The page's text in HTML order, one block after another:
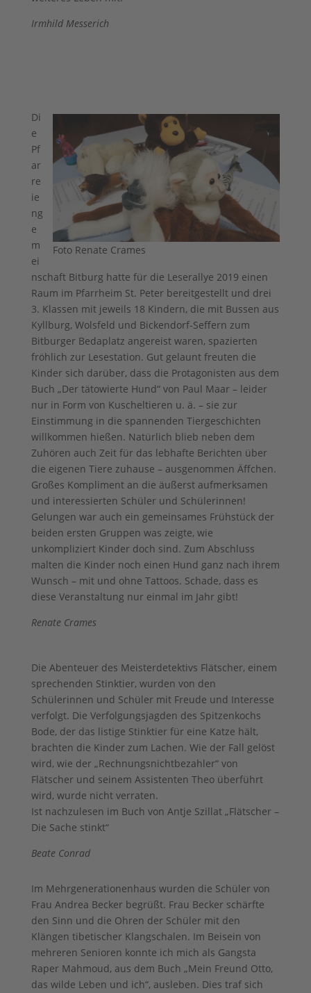
Irmhild Messerich
Foto Renate Crames
Di
e
Pf
ar
re
ie
ng
e
m
ei
nschaft Bitburg hatte für die Leserallye 2019 einen
Raum im Pfarrheim St. Peter bereitgestellt und drei
3. Klassen mit jeweils 18 Kindern, die mit Bussen aus
Kyllburg, Wolsfeld und Bickendorf-Seffern zum
Bitburger Bedaplatz angereist waren, spazierten
fröhlich zur Lesestation. Gut gelaunt freuten die
Kinder sich darüber, dass die Protagonisten aus dem
Buch „Der tätowierte Hund“ von Paul Maar – leider
nur in Form von Kuscheltieren u. ä. – sie zur
Einstimmung in die spannenden Tiergeschichten
willkommen hießen. Natürlich blieb neben dem
Zuhören auch Zeit für das lebhafte Berichten über
die eigenen Tiere zuhause – ausgenommen Äffchen.
Großes Kompliment an die äußerst aufmerksamen
und interessierten Schüler und Schülerinnen!
Gelungen war auch ein gemeinsames Frühstück der
beiden ersten Gruppen was zeigte, wie
unkompliziert Kinder doch sind. Zum Abschluss
malten die Kinder noch einen Hund ganz nach ihrem
Wunsch – mit und ohne Tattoos. Schade, dass es
diese Veranstaltung nur einmal im Jahr gibt!
Renate Crames
Die Abenteuer des Meisterdetektivs Flätscher, einem
sprechenden Stinktier, wurden von den
Schülerinnen und Schüler mit Freude und Interesse
verfolgt. Die Verfolgungsjagden des Spitzenkochs
Bode, der das listige Stinktier für eine Katze hält,
brachten die Kinder zum Lachen. Wie der Fall gelöst
wird, wie der „Rechnungsnichtbezahler“ von
Flätscher und seinem Assistenten Theo überführt
wird, wurde nicht verraten.
Ist nachzulesen im Buch von Antje Szillat „Flätscher –
Die Sache stinkt“
Beate Conrad
Im Mehrgenerationenhaus wurden die Schüler von
Frau Andrea Becker begrüßt. Frau Becker schärfte
den Sinn und die Ohren der Schüler mit den
Klängen tibetischer Klangschalen. Im Beisein von
mehreren Senioren konnte ich mich als Gangsta
Raper Mahmoud, aus dem Buch „Mein Freund Otto,
das wilde Leben und ich“, ausleben. Dies traf sich